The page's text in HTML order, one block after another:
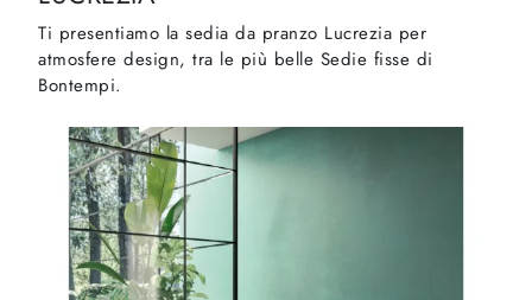
Ti presentiamo la sedia da pranzo Lucrezia per
atmosfere design, tra le più belle Sedie fisse di
Bontempi.